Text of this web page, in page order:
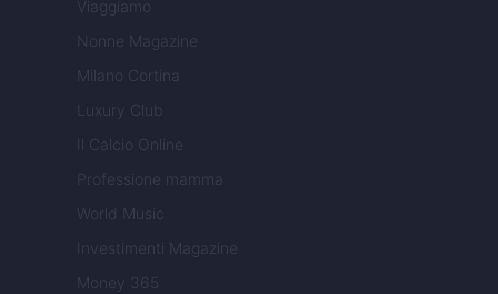
Viaggiamo
Nonne Magazine
Milano Cortina
Luxury Club
Il Calcio Online
Professione mamma
World Music
Investimenti Magazine
Money 365